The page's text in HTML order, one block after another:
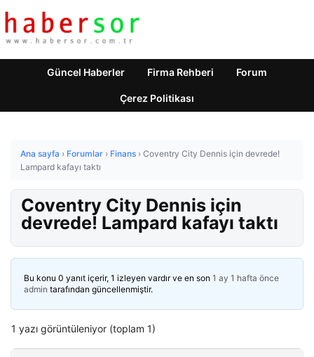
Güncel Haberler Firma Rehberi Forum
Çerez Politikası
Ana sayfa › Forumlar › Finans › Coventry City Dennis için devrede!
Lampard kafayı taktı
Coventry City Dennis için
devrede! Lampard kafayı taktı
Bu konu 0 yanıt içerir, 1 izleyen vardır ve en son 1 ay 1 hafta önce
admin tarafından güncellenmiştir.
1 yazı görüntüleniyor (toplam 1)